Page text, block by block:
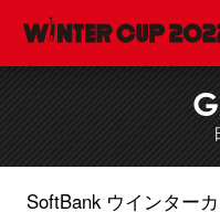
SoftBank ウインター